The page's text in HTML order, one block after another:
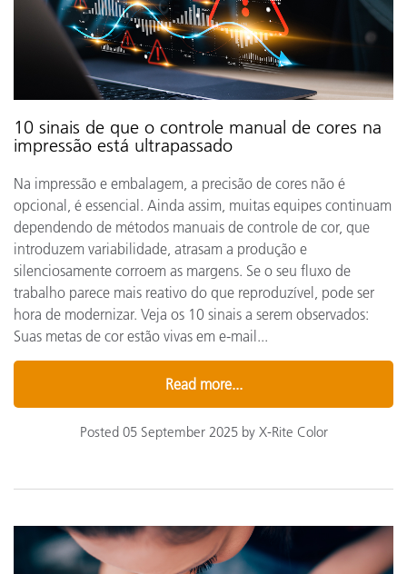
10 sinais de que o controle manual de cores na
impressão está ultrapassado
Na impressão e embalagem, a precisão de cores não é
opcional, é essencial. Ainda assim, muitas equipes continuam
dependendo de métodos manuais de controle de cor, que
introduzem variabilidade, atrasam a produção e
silenciosamente corroem as margens. Se o seu fluxo de
trabalho parece mais reativo do que reproduzível, pode ser
hora de modernizar. Veja os 10 sinais a serem observados:
Suas metas de cor estão vivas em e-mail...
Read more...
Posted 05 September 2025 by X-Rite Color